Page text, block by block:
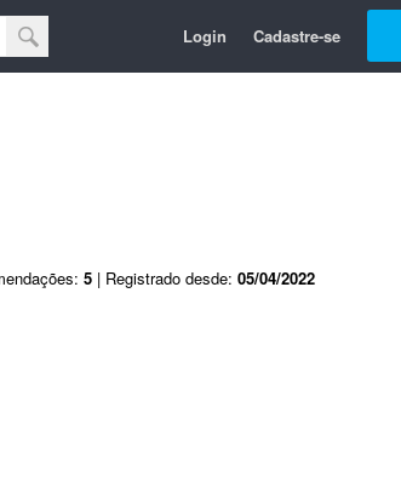
Login Cadastre-se
5 | Registrado desde: 05/04/2022